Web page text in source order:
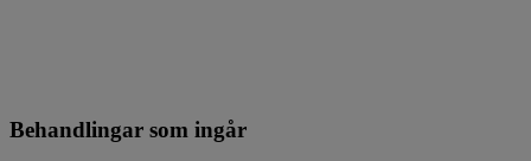
Behandlingar som ingår